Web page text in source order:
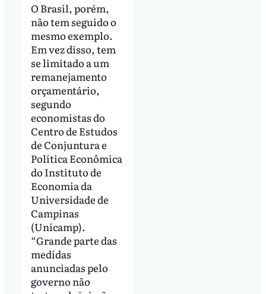
O Brasil, porém,
não tem seguido o
mesmo exemplo.
Em vez disso, tem
se limitado a um
remanejamento
orçamentário,
segundo
economistas do
Centro de Estudos
de Conjuntura e
Política Econômica
do Instituto de
Economia da
Universidade de
Campinas
(Unicamp).
“Grande parte das
medidas
anunciadas pelo
governo não